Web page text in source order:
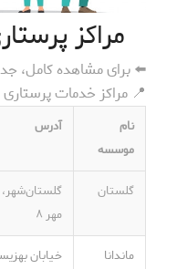
مراکز
⬅️ برای مشاهده کامل،
📍 مراکز خدمات
نام
موسسه
آدرس
گلستان
گلستان‌شهر،
مهر ۸
ماندانا
خیابان